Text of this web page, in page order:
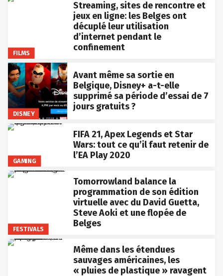
FILMS
Streaming, sites de rencontre et
jeux en ligne: les Belges ont
décuplé leur utilisation
d’internet pendant le
confinement
DISNEY
Avant même sa sortie en
Belgique, Disney+ a-t-elle
supprimé sa période d’essai de 7
jours gratuits ?
GAMING
FIFA 21, Apex Legends et Star
Wars: tout ce qu’il faut retenir de
l’EA Play 2020
FESTIVALS
Tomorrowland balance la
programmation de son édition
virtuelle avec du David Guetta,
Steve Aoki et une flopée de
Belges
Même dans les étendues
sauvages américaines, les
« pluies de plastique » ravagent